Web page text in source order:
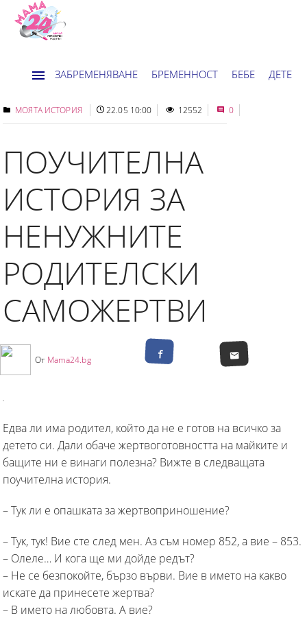
ЗАБРЕМЕНЯВАНЕ БРЕМЕННОСТ БЕБЕ ДЕТЕ
ДОМ НОВИНИ ХОРОСКОП
МОЯТА ИСТОРИЯ 22.05 10:00 12552 0
ПОУЧИТЕЛНА
ИСТОРИЯ ЗА
НЕНУЖНИТЕ
РОДИТЕЛСКИ
САМОЖЕРТВИ
От Mama24.bg
Едва ли има родител, който да не е готов на всичко за
детето си. Дали обаче жертвоготовността на майките и
бащите ни е винаги полезна? Вижте в следващата
поучителна история.
– Тук ли е опашката за жертвоприношение?
– Тук, тук! Вие сте след мен. Аз съм номер 852, а вие – 853.
– Олеле… И кога ще ми дойде редът?
– Не се безпокойте, бързо върви. Вие в името на какво
искате да принесете жертва?
– В името на любовта. А вие?